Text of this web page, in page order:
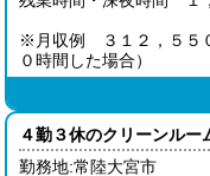
※月収例 ３１２，５５
０時間した場合）
４勤３休のクリーンルー
勤務地:常陸大宮市